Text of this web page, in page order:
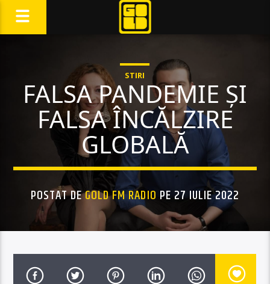
STIRI
FALSA PANDEMIE ȘI
FALSA ÎNCĂLZIRE
GLOBALĂ
POSTAT DEGOLD FM RADIO PE 27 IULIE 2022